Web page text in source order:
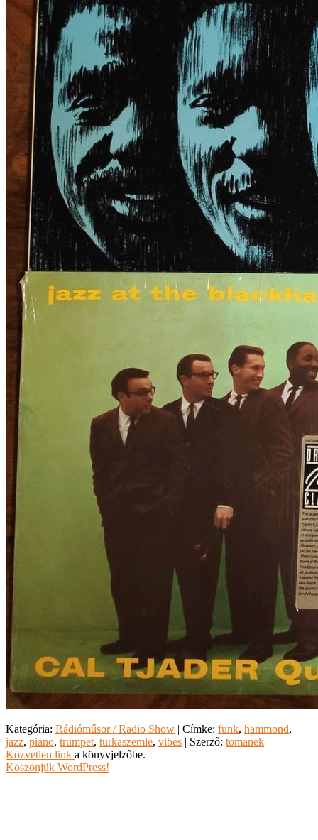
Kategória: Rádióműsor / Radio Show | Címke: funk, hammond,
jazz, piano, trumpet, turkaszemle, vibes | Szerző: tomanek |
Közvetlen link a könyvjelzőbe.
Köszönjük WordPress!